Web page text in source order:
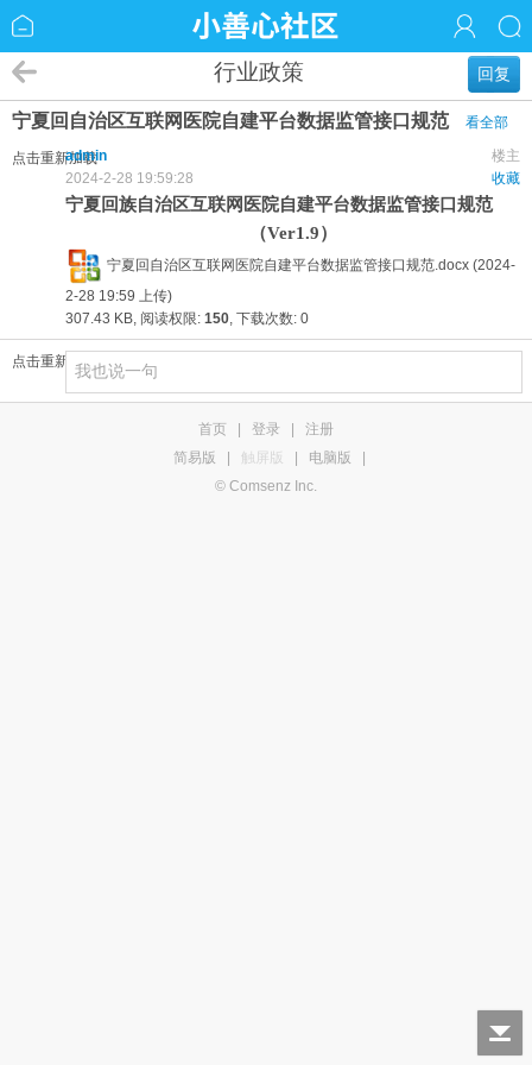
回复
行业政策
宁夏回自治区互联网医院自建平台数据监管接口规范 看全部
点击重新加载 楼主
admin
收藏
2024-2-28 19:59:28
宁夏回族自治区互联网医院自建平台数据监管接口规范
（Ver1.9）
宁夏回自治区互联网医院自建平台数据监管接口规范.docx (2024-
2-28 19:59 上传)
307.43 KB, 阅读权限: 150, 下载次数: 0
点击重新加载
首页 登录
注册
简易版
触屏版 电脑版
© Comsenz Inc.